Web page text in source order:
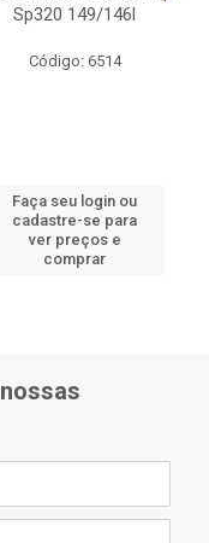
Sp320 149/146l
Código: 6514
Faça seu login ou
cadastre-se para
ver preços e
comprar